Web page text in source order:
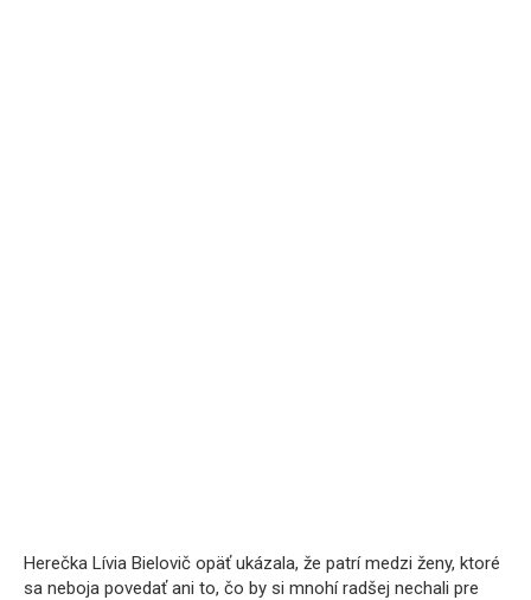
Herečka Lívia Bielovič opäť ukázala, že patrí medzi ženy, ktoré
sa neboja povedať ani to, čo by si mnohí radšej nechali pre